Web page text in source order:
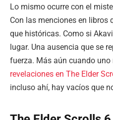
Lo mismo ocurre con el
Con las menciones en libros
que históricas. Como si
lugar. Una ausencia que se
fuerza. Más aún cuando uno
revelaciones en The Elder
incluso ahí, hay vacíos que